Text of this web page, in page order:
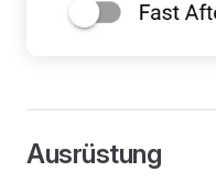
Ausrüstung